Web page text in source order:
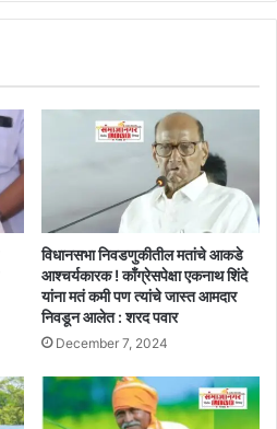
विधानसभा निवडणुकीतील मतांचे आकडे
आश्चर्यकारक ! काँग्रेसपेक्षा एकनाथ शिंदे
यांना मतं कमी पण त्यांचे जास्त आमदार
निवडून आलेत : शरद पवार
December 7, 2024